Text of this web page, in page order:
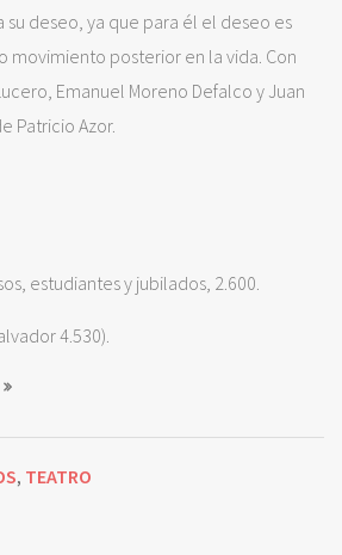
su deseo, ya que para él el deseo es
movimiento posterior en la vida. Con
Emanuel Moreno Defalco y Juan
Patricio Azor.
estudiantes y jubilados, 2.600.
4.530).
, TEATRO